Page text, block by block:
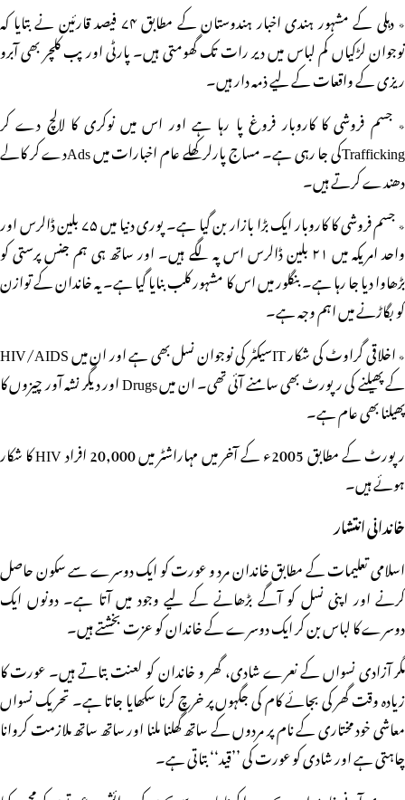
٭ دہلی کے مشہور ہندی اخبار ہندوستان کے مطابق ۷۴ فیصد قارئین نے بتایا کہ
نوجوان لڑکیاں کم لباس میں دیر رات تک گھومتی ہیں۔ پارٹی اور پب کلچر بھی آبرو
ریزی کے واقعات کے لیے ذمہ دار ہیں۔
٭ جسم فروشی کا کاروبار فروغ پا رہا ہے اور اس میں نوکری کا لالچ دے کر
Traffickingکی جا رہی ہے۔ مساج پارلر کھلے عام اخبارات میں Adsدے کر کالے
دھندے کرتے ہیں۔
٭ جسم فروشی کا کاروبار ایک بڑا بازار بن گیا ہے۔ پوری دنیا میں ۷۵ بلین ڈالرس اور
واحد امریکہ میں ۲۱ بلین ڈالرس اس پہ لگے ہیں۔ اور ساتھ ہی ہم جنس پرستی کو
بڑھاوا دیا جا رہا ہے۔ بنگلور میں اس کا مشہور کلب بنایا گیا ہے۔ یہ خاندان کے توازن
کو بگاڑنے میں اہم وجہ ہے۔
٭ اخلاقی گراوٹ کی شکار ITسیکٹر کی نوجوان نسل بھی ہے اور ان میں HIV/AIDS
کے پھیلنے کی رپورٹ بھی سامنے آئی تھی۔ ان میں Drugs اور دیگر نشہ آور چیزوں کا
پھیلنا بھی عام ہے۔
رپورٹ کے مطابق 2005ء کے آخر میں مہاراشٹر میں 20,000 افراد HIV کا شکار
ہوئے ہیں۔
خاندانی انتشار
اسلامی تعلیمات کے مطابق خاندان مرد و عورت کو ایک دوسرے سے سکون حاصل
کرنے اور اپنی نسل کو آگے بڑھانے کے لیے وجود میں آتا ہے۔ دونوں ایک
دوسرے کا لباس بن کر ایک دوسرے کے خاندان کو عزت بخشتے ہیں۔
مگر آزادی نسواں کے نعرے شادی، گھر و خاندان کو لعنت بتاتے ہیں۔ عورت کا
زیادہ وقت گھر کی بجائے کام کی جگہوں پر خرچ کرنا سکھایا جاتا ہے۔ تحریک نسواں
معاشی خود مختاری کے نام پر مردوں کے ساتھ گھلنا ملنا اور ساتھ ساتھ ملازمت کروانا
چاہتی ہے اور شادی کو عورت کی ’’قید‘‘ بتاتی ہے۔